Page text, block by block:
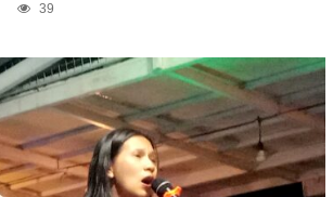
39